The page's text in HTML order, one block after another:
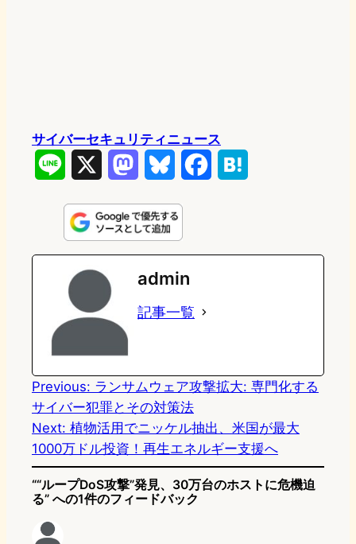
サイバーセキュリティニュース
n
e
s
t
o
d
n
u
e
s
k
e
k
e
admin
記事一覧
Previous: ランサムウェア攻撃拡大: 専門化する
サイバー犯罪とその対策法
Next: 植物活用でニッケル抽出、米国が最大
1000万ドル投資！再生エネルギー支援へ
““ループDoS攻撃”発見、30万台のホストに危機迫
る” への1件のフィードバック